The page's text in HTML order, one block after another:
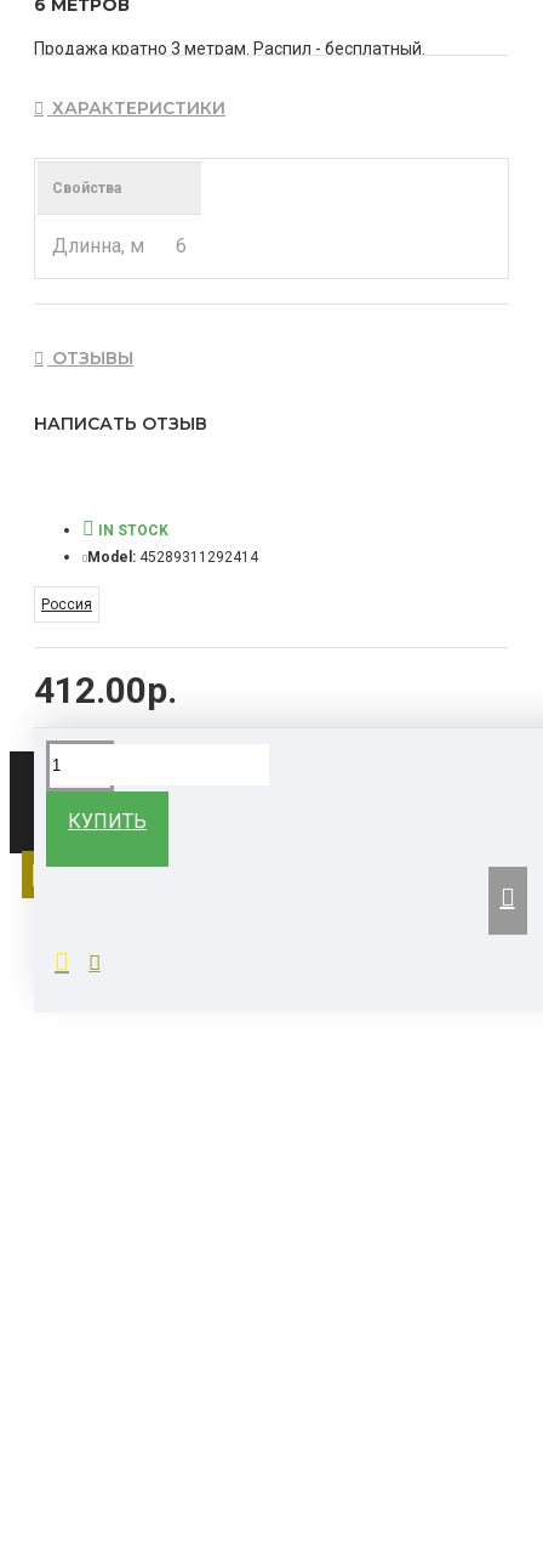
6 МЕТРОВ
Продажа кратно 3 метрам. Распил - бесплатный.
ХАРАКТЕРИСТИКИ
Свойства
Длинна, м 6
ОТЗЫВЫ
НАПИСАТЬ ОТЗЫВ
412.00р.
IN STOCK
Model: 45289311292414
Россия
КУПИТЬ